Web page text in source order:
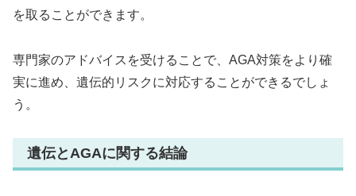
を取ることができます。
専門家のアドバイスを受けることで、AGA対策をより確
実に進め、遺伝的リスクに対応することができるでしょ
う。
遺伝とAGAに関する結論